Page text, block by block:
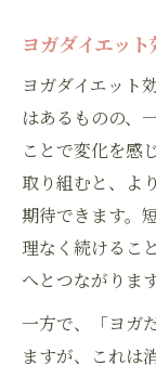
ヨガダイエッ
ヨガダイエット
はあるものの、
ことで変化を感
取り組むと、よ
期待できます。
理なく続けるこ
へとつながります
一方で、「ヨガ
ますが、これは